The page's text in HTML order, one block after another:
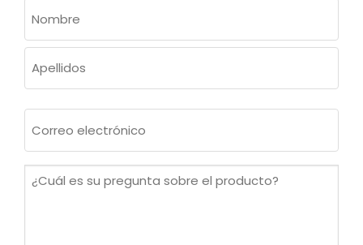
(OBLIGATORIO)
Nombre
electrónico
¿Cuál